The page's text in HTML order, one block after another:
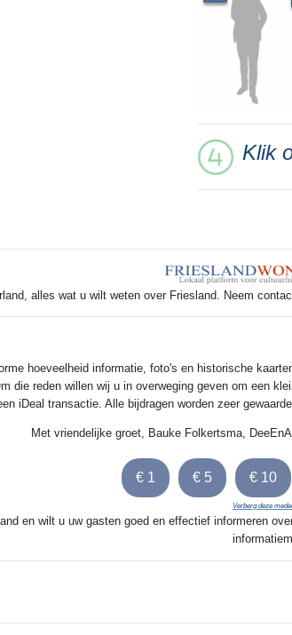
Klik
alles wat u wilt weten over Friesland. Neem
hoeveelheid informatie, foto's en historische
die reden willen wij u in overweging geven om een
iDeal transactie. Alle bijdragen worden zeer
Met vriendelijke groet, Bauke Folkertsma,
Verberg deze
en wilt u uw gasten goed en effectief informeren